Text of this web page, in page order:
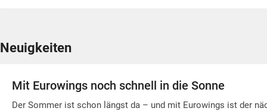
Neuigkeiten
Mit Eurowings noch schnell in die Sonne
Der Sommer ist schon längst da – und mit Eurowings ist der